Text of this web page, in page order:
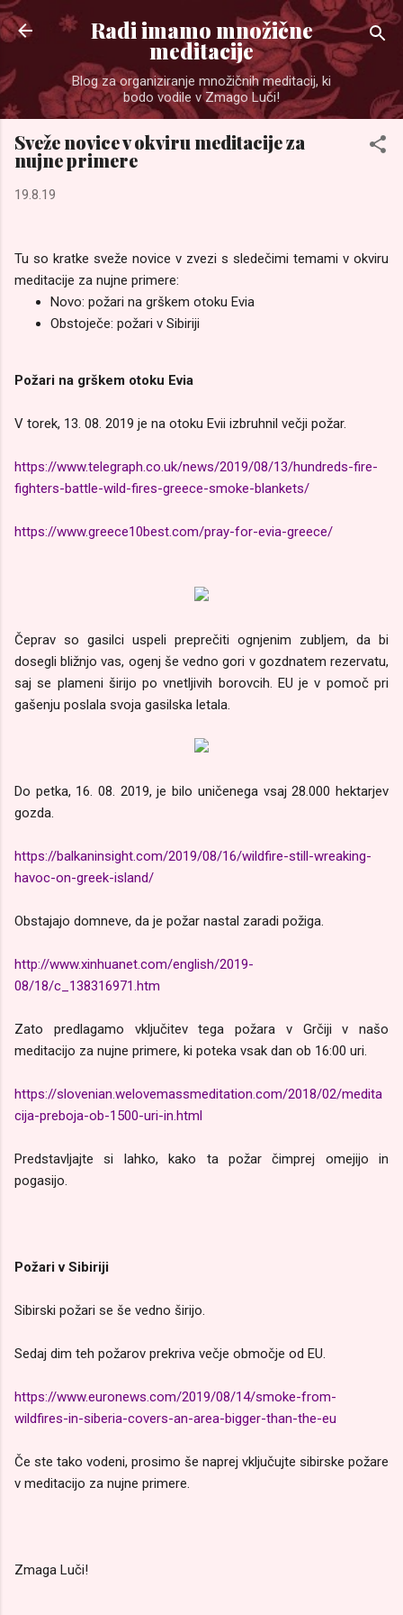
Preskoči na glavno vsebino
Radi imamo množične
meditacije
Blog za organiziranje množičnih meditacij, ki
bodo vodile v Zmago Luči!
Sveže novice v okviru meditacije za
nujne primere
19.8.19
Tu so kratke sveže novice v zvezi s sledečimi temami v okviru
meditacije za nujne primere:
Novo: požari na grškem otoku Evia
Obstoječe: požari v Sibiriji
Požari na grškem otoku Evia
V torek, 13. 08. 2019 je na otoku Evii izbruhnil večji požar.
https://www.telegraph.co.uk/news/2019/08/13/hundreds-fire-
fighters-battle-wild-fires-greece-smoke-blankets/
https://www.greece10best.com/pray-for-evia-greece/
Čeprav so gasilci uspeli preprečiti ognjenim zubljem, da bi
dosegli bližnjo vas, ogenj še vedno gori v gozdnatem rezervatu,
saj se plameni širijo po vnetljivih borovcih. EU je v pomoč pri
gašenju poslala svoja gasilska letala.
Do petka, 16. 08. 2019, je bilo uničenega vsaj 28.000 hektarjev
gozda.
https://balkaninsight.com/2019/08/16/wildfire-still-wreaking-
havoc-on-greek-island/
Obstajajo domneve, da je požar nastal zaradi požiga.
http://www.xinhuanet.com/english/2019-
08/18/c_138316971.htm
Zato predlagamo vključitev tega požara v Grčiji v našo
meditacijo za nujne primere, ki poteka vsak dan ob 16:00 uri.
https://slovenian.welovemassmeditation.com/2018/02/medita
cija-preboja-ob-1500-uri-in.html
Predstavljajte si lahko, kako ta požar čimprej omejijo in
pogasijo.
Požari v Sibiriji
Sibirski požari se še vedno širijo.
Sedaj dim teh požarov prekriva večje območje od EU.
https://www.euronews.com/2019/08/14/smoke-from-
wildfires-in-siberia-covers-an-area-bigger-than-the-eu
Če ste tako vodeni, prosimo še naprej vključujte sibirske požare
v meditacijo za nujne primere.
Zmaga Luči!